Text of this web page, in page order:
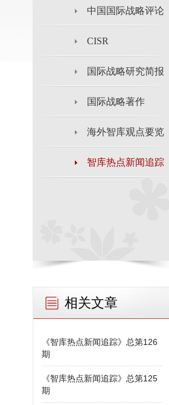
中国国际战略评论
CISR
国际战略研究简报
国际战略著作
海外智库观点要览
智库热点新闻追踪
相关文章
《智库热点新闻追踪》总第126
期
《智库热点新闻追踪》总第125
期